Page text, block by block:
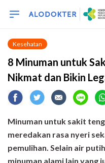
Kesehatan
8 Minuman untuk
Nikmat dan Bikin
Minuman untuk sakit
meredakan rasa nyeri
pemulihan. Selain air
minuman alami lain yang